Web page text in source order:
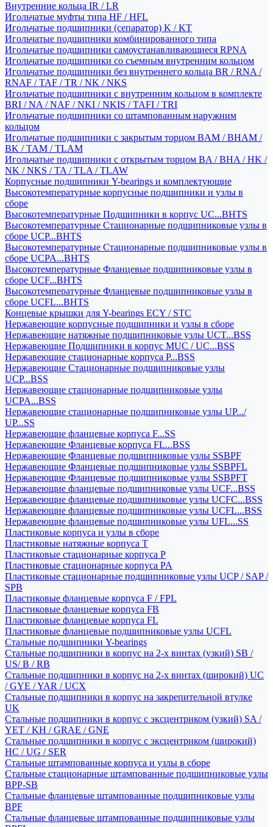
Внутренние кольца IR / LR
Игольчатые муфты типа HF / HFL
Игольчатые подшипники (сепаратор) K / KT
Игольчатые подшипники комбинированного типа
Игольчатые подшипники самоустанавливающиеся RPNA
Игольчатые подшипники со съемным внутренним кольцом
Игольчатые подшипники без внутреннего кольца BR / RNA /
RNAF / TAF / TR / NK / NKS
Игольчатые подшипники с внутренним кольцом в комплекте
BRI / NA / NAF / NKI / NKIS / TAFI / TRI
Игольчатые подшипники со штампованным наружним
кольцом
Игольчатые подшипники с закрытым торцом BAM / BHAM /
BK / TAM / TLAM
Игольчатые подшипники с открытым торцом BA / BHA / HK /
NK / NKS / TA / TLA / TLAW
Корпусные подшипники Y-bearings и комплектующие
Высокотемпературные корпусные подшипники и узлы в
сборе
Высокотемпературные Подшипники в корпус UC...BHTS
Высокотемпературные Стационарные подшипниковые узлы в
сборе UCP...BHTS
Высокотемпературные Стационарные подшипниковые узлы в
сборе UCPA...BHTS
Высокотемпературные Фланцевые подшипниковые узлы в
сборе UCF...BHTS
Высокотемпературные Фланцевые подшипниковые узлы в
сборе UCFL...BHTS
Концевые крышки для Y-bearings ECY / STC
Нержавеющие корпусные подшипники и узлы в сборе
Нержавеющие натяжные подшипниковые узлы UCT...BSS
Нержавеющие Подшипники в корпус MUC / UC...BSS
Нержавеющие стационарные корпуса P...BSS
Нержавеющие Стационарные подшипниковые узлы
UCP...BSS
Нержавеющие стационарные подшипниковые узлы
UCPA...BSS
Нержавеющие стационарные подшипниковые узлы UP.../
UP...SS
Нержавеющие фланцевые корпуса F...SS
Нержавеющие Фланцевые корпуса FL...BSS
Нержавеющие Фланцевые подшипниковые узлы SSBPF
Нержавеющие Фланцевые подшипниковые узлы SSBPFL
Нержавеющие Фланцевые подшипниковые узлы SSBPFT
Нержавеющие фланцевые подшипниковые узлы UCF...BSS
Нержавеющие фланцевые подшипниковые узлы UCFC...BSS
Нержавеющие фланцевые подшипниковые узлы UCFL...BSS
Нержавеющие фланцевые подшипниковые узлы UFL...SS
Пластиковые корпуса и узлы в сборе
Пластиковые натяжные корпуса T
Пластиковые стационарные корпуса P
Пластиковые стационарные корпуса PA
Пластиковые стационарные подшипниковые узлы UCP / SAP /
SPB
Пластиковые фланцевые корпуса F / FPL
Пластиковые фланцевые корпуса FB
Пластиковые фланцевые корпуса FL
Пластиковые фланцевые подшипниковые узлы UCFL
Стальные подшипники Y-bearings
Стальные подшипники в корпус на 2-х винтах (узкий) SB /
US/ B / RB
Стальные подшипники в корпус на 2-х винтах (широкий) UC
/ GYE / YAR / UCX
Стальные подшипники в корпус на закрепительной втулке
UK
Стальные подшипники в корпус с эксцентриком (узкий) SA /
YET / KH / GRAE / GNE
Стальные подшипники в корпус с эксцентриком (широкий)
HC / UG / SER
Стальные штампованные корпуса и узлы в сборе
Стальные стационарные штампованные подшипниковые узлы
BPP-SB
Стальные фланцевые штампованные подшипниковые узлы
BPF
Стальные фланцевые штампованные подшипниковые узлы